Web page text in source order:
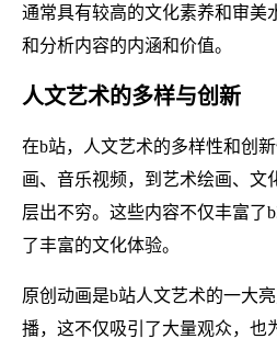
通常具有较高的文化素养和审美
和分析内容的内涵和价值。
人文艺术的多样与创新
在b站，人文艺术的多样性和创
画、音乐视频，到艺术绘画、文
层出不穷。这些内容不仅丰富了
了丰富的文化体验。
原创动画是b站人文艺术的一大
播，这不仅吸引了大量观众，也